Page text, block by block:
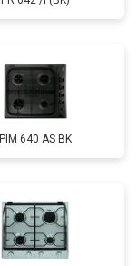
PIM 640 AS BK